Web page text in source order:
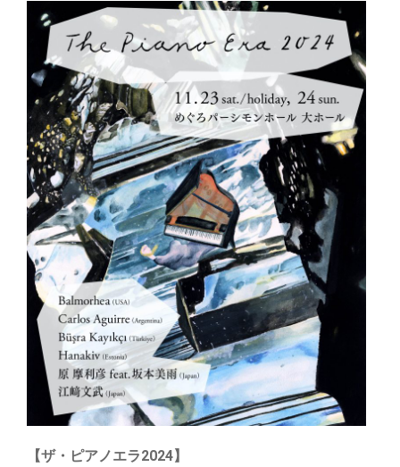
【ザ・ピアノエラ2024】